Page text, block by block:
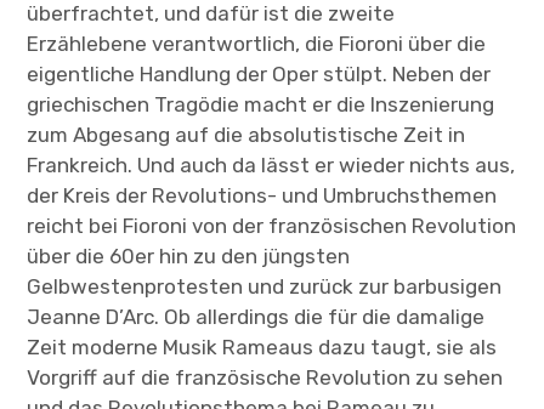
überfrachtet, und dafür ist die zweite
Erzählebene verantwortlich, die Fioroni über die
eigentliche Handlung der Oper stülpt. Neben der
griechischen Tragödie macht er die Inszenierung
zum Abgesang auf die absolutistische Zeit in
Frankreich. Und auch da lässt er wieder nichts aus,
der Kreis der Revolutions- und Umbruchsthemen
reicht bei Fioroni von der französischen Revolution
über die 60er hin zu den jüngsten
Gelbwestenprotesten und zurück zur barbusigen
Jeanne D’Arc. Ob allerdings die für die damalige
Zeit moderne Musik Rameaus dazu taugt, sie als
Vorgriff auf die französische Revolution zu sehen